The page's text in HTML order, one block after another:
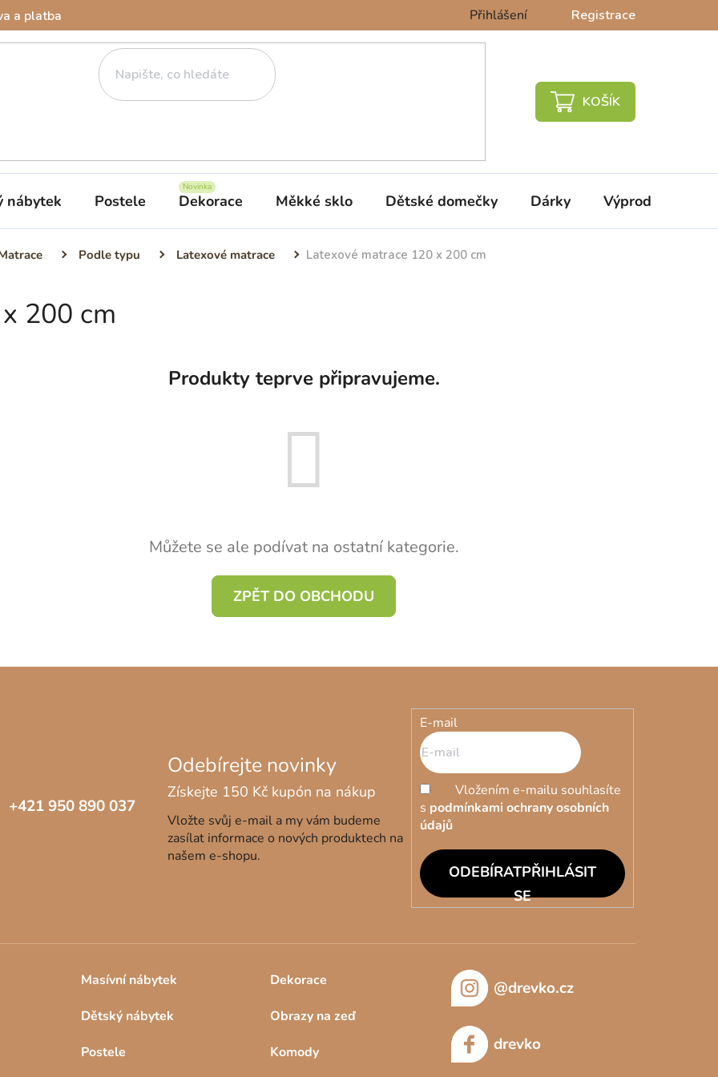
a platba Přihlášení Registrace
NÁKUPNÍ
nábytek Postele Dekorace Měkké sklo Dětské domečky Dárky Výprodej %
Podle typu Latexové matrace Latexové matrace 120 x 200 cm
200 cm
Produkty teprve připravujeme.
Můžete se ale podívat na ostatní kategorie.
ZPĚT DO OBCHODU
+421 950 890 037
Vložte svůj e-mail a my vám budeme
zasílat informace o nových produktech na
našem e-shopu.
E-mail
Vložením e-mailu souhlasíte
s podmínkami ochrany osobních
údajů
PŘIHLÁSIT
SE
Masívní nábytek
Dětský nábytek
Postele
Dekorace
Obrazy na zeď
Komody
@drevko.cz
drevko